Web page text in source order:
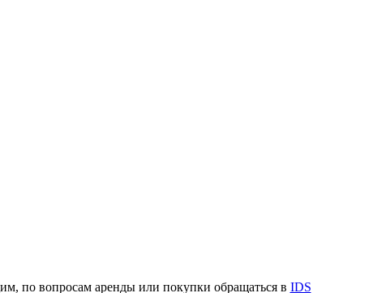
по вопросам аренды или покупки обращаться в IDS